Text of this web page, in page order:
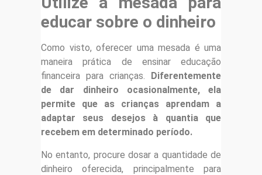
educar sobre o dinheiro
Como visto, oferecer uma mesada é uma
maneira prática de ensinar educação
financeira para crianças.
Diferentemente
de dar dinheiro ocasionalmente, ela
permite que as crianças aprendam a
adaptar seus desejos à quantia que
recebem em determinado período.
No entanto, procure dosar a quantidade de
dinheiro oferecida, principalmente para